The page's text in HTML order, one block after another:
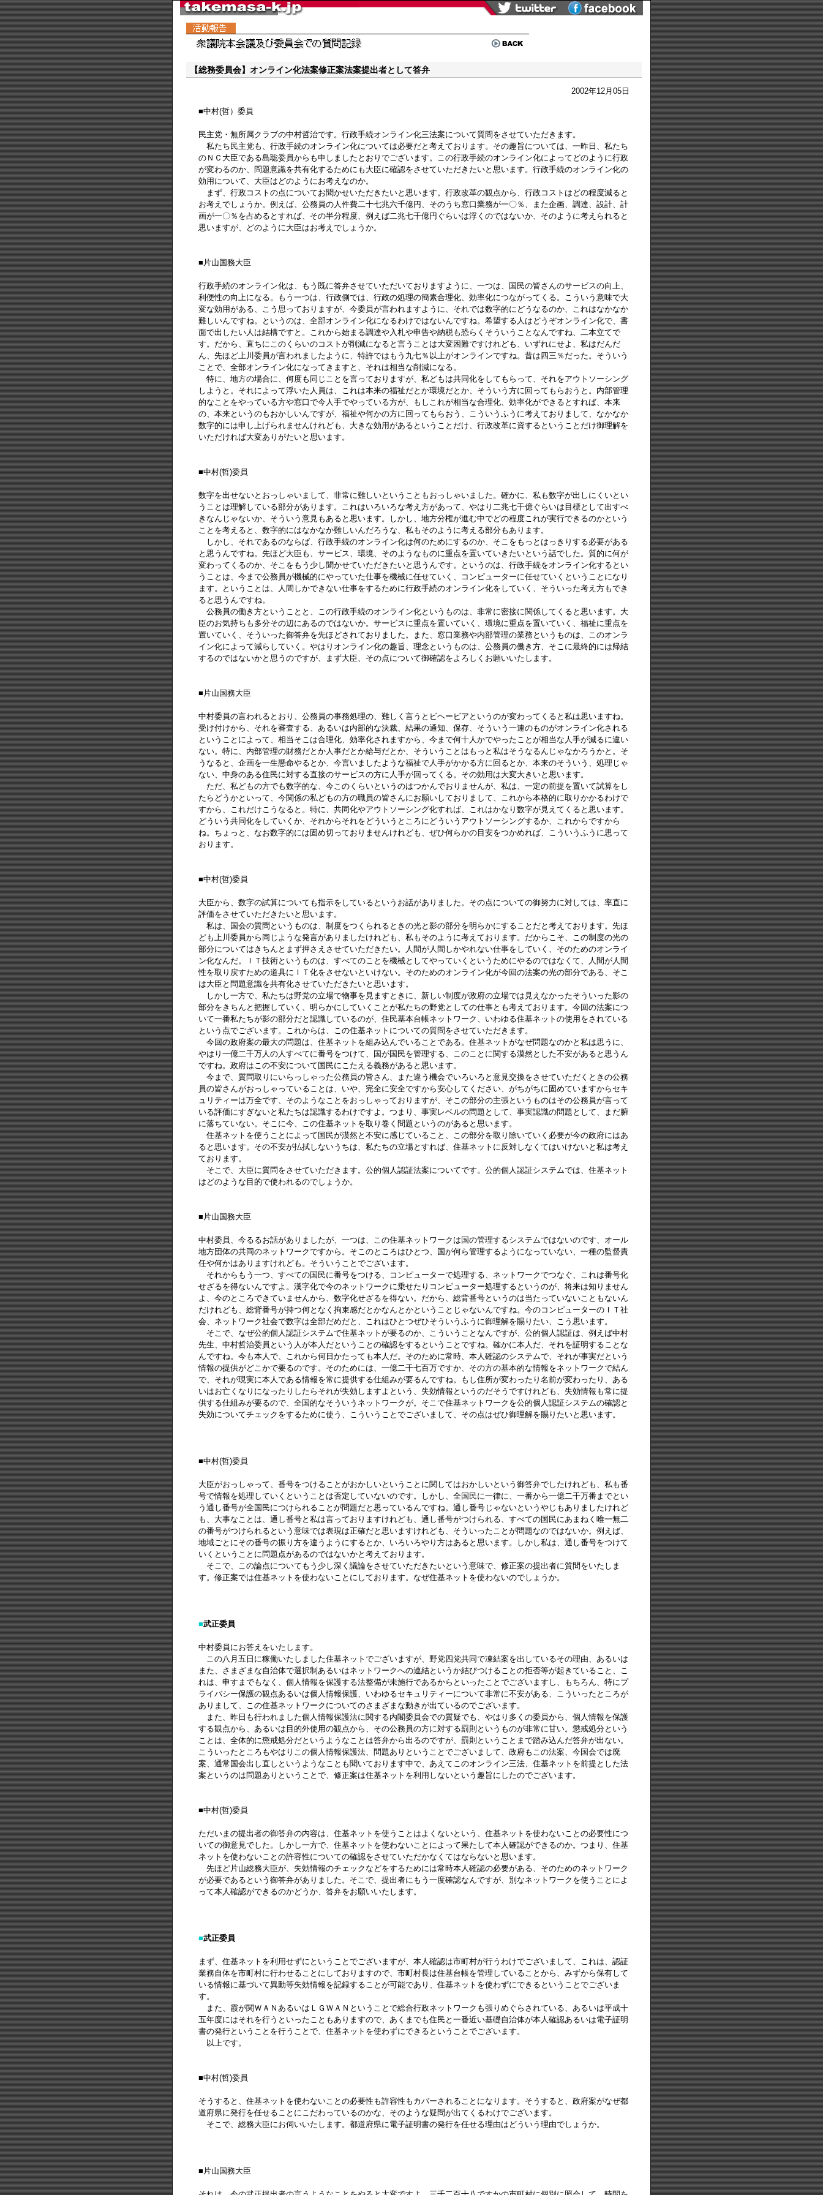
【総務委員会】オンライン化法案修正案法案提出者として答弁
2002年12月05日
■中村(哲）委員
民主党・無所属クラブの中村哲治です。行政手続オンライン化三法案について質問をさせていただきます。
私たち民主党も、行政手続のオンライン化については必要だと考えております。その趣旨については、一昨日、私たち
のＮＣ大臣である島聡委員からも申しましたとおりでございます。この行政手続のオンライン化によってどのように行政
が変わるのか、問題意識を共有化するためにも大臣に確認をさせていただきたいと思います。行政手続のオンライン化の
効用について、大臣はどのようにお考えなのか。
まず、行政コストの点についてお聞かせいただきたいと思います。行政改革の観点から、行政コストはどの程度減ると
お考えでしょうか。例えば、公務員の人件費二十七兆六千億円、そのうち窓口業務が一〇％、また企画、調達、設計、計
画が一〇％を占めるとすれば、その半分程度、例えば二兆七千億円ぐらいは浮くのではないか、そのように考えられると
思いますが、どのように大臣はお考えでしょうか。
■片山国務大臣
行政手続のオンライン化は、もう既に答弁させていただいておりますように、一つは、国民の皆さんのサービスの向上、
利便性の向上になる。もう一つは、行政側では、行政の処理の簡素合理化、効率化につながってくる。こういう意味で大
変な効用がある、こう思っておりますが、今委員が言われますように、それでは数字的にどうなるのか、これはなかなか
難しいんですね。というのは、全部オンライン化になるわけではないんですね。希望する人はどうぞオンライン化で、書
面で出したい人は結構ですと。これから始まる調達や入札や申告や納税も恐らくそういうことなんですね、二本立てで
す。だから、直ちにこのくらいのコストが削減になると言うことは大変困難ですけれども、いずれにせよ、私はだんだ
ん、先ほど上川委員が言われましたように、特許ではもう九七％以上がオンラインですね。昔は四三％だった。そういう
ことで、全部オンライン化になってきますと、それは相当な削減になる。
特に、地方の場合に、何度も同じことを言っておりますが、私どもは共同化をしてもらって、それをアウトソーシング
しようと。それによって浮いた人員は、これは本来の福祉だとか環境だとか、そういう方に回ってもらおうと。内部管理
的なことをやっている方や窓口で今人手でやっている方が、もしこれが相当な合理化、効率化ができるとすれば、本来
の、本来というのもおかしいんですが、福祉や何かの方に回ってもらおう、こういうふうに考えておりまして、なかなか
数字的には申し上げられませんけれども、大きな効用があるということだけ、行政改革に資するということだけ御理解を
いただければ大変ありがたいと思います。
■中村(哲)委員
数字を出せないとおっしゃいまして、非常に難しいということもおっしゃいました。確かに、私も数字が出しにくいとい
うことは理解している部分があります。これはいろいろな考え方があって、やはり二兆七千億ぐらいは目標として出すべ
きなんじゃないか、そういう意見もあると思います。しかし、地方分権が進む中でどの程度これが実行できるのかという
ことを考えると、数字的にはなかなか難しいんだろうな、私もそのように考える部分もあります。
しかし、それであるのならば、行政手続のオンライン化は何のためにするのか、そこをもっとはっきりする必要がある
と思うんですね。先ほど大臣も、サービス、環境、そのようなものに重点を置いていきたいという話でした。質的に何が
変わってくるのか、そこをもう少し聞かせていただきたいと思うんです。というのは、行政手続をオンライン化するとい
うことは、今まで公務員が機械的にやっていた仕事を機械に任せていく、コンピューターに任せていくということになり
ます。ということは、人間しかできない仕事をするために行政手続のオンライン化をしていく、そういった考え方もでき
ると思うんですね。
公務員の働き方ということと、この行政手続のオンライン化というものは、非常に密接に関係してくると思います。大
臣のお気持ちも多分その辺にあるのではないか。サービスに重点を置いていく、環境に重点を置いていく、福祉に重点を
置いていく、そういった御答弁を先ほどされておりました。また、窓口業務や内部管理の業務というものは、このオンラ
イン化によって減らしていく。やはりオンライン化の趣旨、理念というものは、公務員の働き方、そこに最終的には帰結
するのではないかと思うのですが、まず大臣、その点について御確認をよろしくお願いいたします。
■片山国務大臣
中村委員の言われるとおり、公務員の事務処理の、難しく言うとビヘービアというのが変わってくると私は思いますね。
受け付けから、それを審査する、あるいは内部的な決裁、結果の通知、保存、そういう一連のものがオンライン化される
ということによって、相当そこは合理化、効率化されますから、今まで何十人かでやったことが相当な人手が減るに違い
ない。特に、内部管理の財務だとか人事だとか給与だとか、そういうことはもっと私はそうなるんじゃなかろうかと。そ
うなると、企画を一生懸命やるとか、今言いましたような福祉で人手がかかる方に回るとか、本来のそういう、処理じゃ
ない、中身のある住民に対する直接のサービスの方に人手が回ってくる。その効用は大変大きいと思います。
ただ、私どもの方でも数字的な、今このくらいというのはつかんでおりませんが、私は、一定の前提を置いて試算をし
たらどうかといって、今関係の私どもの方の職員の皆さんにお願いしておりまして、これから本格的に取りかかるわけで
すから、これだけこうなると。特に、共同化やアウトソーシング化すれば、これはかなり数字が見えてくると思います。
どういう共同化をしていくか、それからそれをどういうところにどういうアウトソーシングするか、これからですから
ね。ちょっと、なお数字的には固め切っておりませんけれども、ぜひ何らかの目安をつかめれば、こういうふうに思って
おります。
■中村(哲)委員
大臣から、数字の試算についても指示をしているというお話がありました。その点についての御努力に対しては、率直に
評価をさせていただきたいと思います。
私は、国会の質問というものは、制度をつくられるときの光と影の部分を明らかにすることだと考えております。先ほ
ども上川委員から同じような発言がありましたけれども、私もそのように考えております。だからこそ、この制度の光の
部分についてはきちんとまず押さえさせていただきたい。人間が人間しかやれない仕事をしていく、そのためのオンライ
ン化なんだ。ＩＴ技術というものは、すべてのことを機械としてやっていくというためにやるのではなくて、人間が人間
性を取り戻すための道具にＩＴ化をさせないといけない。そのためのオンライン化が今回の法案の光の部分である、そこ
は大臣と問題意識を共有化させていただきたいと思います。
しかし一方で、私たちは野党の立場で物事を見ますときに、新しい制度が政府の立場では見えなかったそういった影の
部分をきちんと把握していく、明らかにしていくことが私たちの野党としての仕事とも考えております。今回の法案につ
いて一番私たちが影の部分だと認識しているのが、住民基本台帳ネットワーク、いわゆる住基ネットの使用をされている
という点でございます。これからは、この住基ネットについての質問をさせていただきます。
今回の政府案の最大の問題は、住基ネットを組み込んでいることである。住基ネットがなぜ問題なのかと私は思うに、
やはり一億二千万人の人すべてに番号をつけて、国が国民を管理する、このことに関する漠然とした不安があると思うん
ですね。政府はこの不安について国民にこたえる義務があると思います。
今まで、質問取りにいらっしゃった公務員の皆さん、また違う機会でいろいろと意見交換をさせていただくときの公務
員の皆さんがおっしゃっていることは、いや、完全に安全ですから安心してください、がちがちに固めていますからセキ
ュリティーは万全です、そのようなことをおっしゃっておりますが、そこの部分の主張というものはその公務員が言って
いる評価にすぎないと私たちは認識するわけですよ。つまり、事実レベルの問題として、事実認識の問題として、まだ腑
に落ちていない。そこに今、この住基ネットを取り巻く問題というのがあると思います。
住基ネットを使うことによって国民が漠然と不安に感じていること、この部分を取り除いていく必要が今の政府にはあ
ると思います。その不安が払拭しないうちは、私たちの立場とすれば、住基ネットに反対しなくてはいけないと私は考え
ております。
そこで、大臣に質問をさせていただきます。公的個人認証法案についてです。公的個人認証システムでは、住基ネット
はどのような目的で使われるのでしょうか。
■片山国務大臣
中村委員、今るるお話がありましたが、一つは、この住基ネットワークは国の管理するシステムではないのです、オール
地方団体の共同のネットワークですから。そこのところはひとつ、国が何ら管理するようになっていない、一種の監督責
任や何かはありますけれども。そういうことでございます。
それからもう一つ、すべての国民に番号をつける、コンピューターで処理する、ネットワークでつなぐ、これは番号化
せざるを得ないんですよ。漢字化で今のネットワークに乗せたりコンピューター処理するというのが、将来は知りません
よ、今のところできていませんから、数字化せざるを得ない。だから、総背番号というのは当たっていないこともないん
だけれども、総背番号が持つ何となく拘束感だとかなんとかということじゃないんですね。今のコンピューターのＩＴ社
会、ネットワーク社会で数字は全部だめだと、これはひとつぜひそういうふうに御理解を賜りたい、こう思います。
そこで、なぜ公的個人認証システムで住基ネットが要るのか、こういうことなんですが、公的個人認証は、例えば中村
先生、中村哲治委員という人が本人だということの確認をするということですね。確かに本人だ、それを証明することな
んですね。今も本人で、これから何日かたっても本人だ。そのために常時、本人確認のシステムで、それが事実だという
情報の提供がどこかで要るのです。そのためには、一億二千七百万ですか、その方の基本的な情報をネットワークで結ん
で、それが現実に本人である情報を常に提供する仕組みが要るんですね。もし住所が変わったり名前が変わったり、ある
いはお亡くなりになったりしたらそれが失効しますよという、失効情報というのだそうですけれども、失効情報も常に提
供する仕組みが要るので、全国的なそういうネットワークが。そこで住基ネットワークを公的個人認証システムの確認と
失効についてチェックをするために使う、こういうことでございまして、その点はぜひ御理解を賜りたいと思います。
■中村(哲)委員
大臣がおっしゃって、番号をつけることがおかしいということに関してはおかしいという御答弁でしたけれども、私も番
号で情報を処理していくということは否定していないのです。しかし、全国民に一律に、一番から一億二千万番までとい
う通し番号が全国民につけられることが問題だと思っているんですね。通し番号じゃないというやじもありましたけれど
も、大事なことは、通し番号と私は言っておりますけれども、通し番号がつけられる、すべての国民にあまねく唯一無二
の番号がつけられるという意味では表現は正確だと思いますけれども、そういったことが問題なのではないか。例えば、
地域ごとにその番号の振り方を違うようにするとか、いろいろやり方はあると思います。しかし私は、通し番号をつけて
いくということに問題点があるのではないかと考えております。
そこで、この論点についてもう少し深く議論をさせていただきたいという意味で、修正案の提出者に質問をいたしま
す。修正案では住基ネットを使わないことにしております。なぜ住基ネットを使わないのでしょうか。
■武正委員
中村委員にお答えをいたします。
この八月五日に稼働いたしました住基ネットでございますが、野党四党共同で凍結案を出しているその理由、あるいは
また、さまざまな自治体で選択制あるいはネットワークへの連結というか結びつけることの拒否等が起きていること、こ
れは、申すまでもなく、個人情報を保護する法整備が未施行であるからといったことでございますし、もちろん、特にプ
ライバシー保護の観点あるいは個人情報保護、いわゆるセキュリティーについて非常に不安がある、こういったところが
ありまして、この住基ネットワークについてのさまざまな動きが出ているのでございます。
また、昨日も行われました個人情報保護法に関する内閣委員会での質疑でも、やはり多くの委員から、個人情報を保護
する観点から、あるいは目的外使用の観点から、その公務員の方に対する罰則というものが非常に甘い。懲戒処分という
ことは、全体的に懲戒処分だというようなことは答弁から出るのですが、罰則ということまで踏み込んだ答弁が出ない。
こういったところもやはりこの個人情報保護法、問題ありということでございまして、政府もこの法案、今国会では廃
案、通常国会出し直しというようなことも聞いております中で、あえてこのオンライン三法、住基ネットを前提とした法
案というのは問題ありということで、修正案は住基ネットを利用しないという趣旨にしたのでございます。
■中村(哲)委員
ただいまの提出者の御答弁の内容は、住基ネットを使うことはよくないという、住基ネットを使わないことの必要性につ
いての御意見でした。しかし一方で、住基ネットを使わないことによって果たして本人確認ができるのか。つまり、住基
ネットを使わないことの許容性についての確認をさせていただかなくてはならないと思います。
先ほど片山総務大臣が、失効情報のチェックなどをするためには常時本人確認の必要がある、そのためのネットワーク
が必要であるという御答弁がありました。そこで、提出者にもう一度確認なんですが、別なネットワークを使うことによ
って本人確認ができるのかどうか、答弁をお願いいたします。
■武正委員
まず、住基ネットを利用せずにということでございますが、本人確認は市町村が行うわけでございまして、これは、認証
業務自体を市町村に行わせることにしておりますので、市町村長は住基台帳を管理していることから、みずから保有して
いる情報に基づいて異動等失効情報を記録することが可能であり、住基ネットを使わずにできるということでございま
す。
また、霞が関ＷＡＮあるいはＬＧＷＡＮということで総合行政ネットワークも張りめぐらされている、あるいは平成十
五年度にはそれを行うといったこともありますので、あくまでも住民と一番近い基礎自治体が本人確認あるいは電子証明
書の発行ということを行うことで、住基ネットを使わずにできるということでございます。
以上です。
■中村(哲)委員
そうすると、住基ネットを使わないことの必要性も許容性もカバーされることになります。そうすると、政府案がなぜ都
道府県に発行を任せることにこだわっているのかな、そのような疑問が出てくるわけでございます。
そこで、総務大臣にお伺いいたします。都道府県に電子証明書の発行を任せる理由はどういう理由でしょうか。
■片山国務大臣